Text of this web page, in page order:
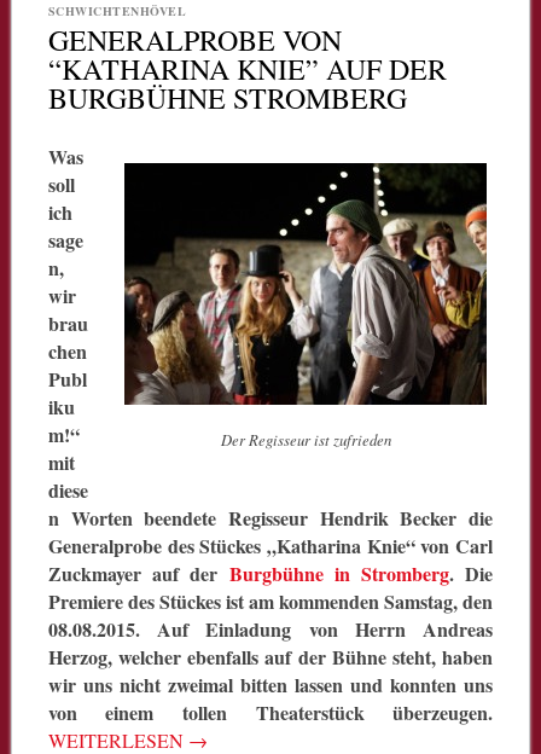
SCHWICHTENHÖVEL
GENERALPROBE VON
“KATHARINA KNIE” AUF DER
BURGBÜHNE STROMBERG
Der Regisseur ist zufrieden
Was
soll
ich
sage
n,
wir
brau
chen
Publ
iku
m!“
mit
diese
n Worten beendete Regisseur Hendrik Becker die
Generalprobe des Stückes „Katharina Knie“ von Carl
Zuckmayer auf der Burgbühne in Stromberg. Die
Premiere des Stückes ist am kommenden Samstag, den
08.08.2015. Auf Einladung von Herrn Andreas
Herzog, welcher ebenfalls auf der Bühne steht, haben
wir uns nicht zweimal bitten lassen und konnten uns
von einem tollen Theaterstück überzeugen.
WEITERLESEN →